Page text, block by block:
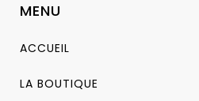
MENU
ACCUEIL
LA BOUTIQUE